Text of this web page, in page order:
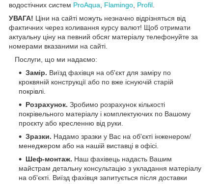
водостічних систем ProAqua Flamingo Profil
УВАГА! Ціни на сайті можуть незначно відрізняться від
фактичних через коливання курсу валют! Щоб отримати
актуальну ціну на певний обсяг матеріалу телефонуйте за
номерами вказаними на сайті.
Послуги, що ми надаємо:
Замір. Виїзд фахівця на об'єкт для заміру по
кроквяній конструкції або по вже існуючій старій
покрівлі.
Розрахунок. Зробимо розрахунок кількості
покрівельного матеріалу і комплектуючих по Вашому
проєкту або кресленню від руки.
Зразки. Надамо зразки у Вас на об'єкті інженером/
менеджером або на нашій виставці в офісі.
Шеф-монтаж. Наш фахівець надасть Вашим
майстрам детальну консультацію з укладання матеріалу
на об'єкті. Виїзд фахівця запитується після доставки